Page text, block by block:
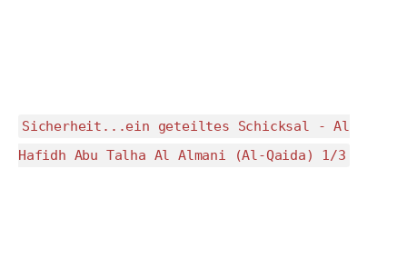
Sicherheit...ein geteiltes Schicksal - Al
Hafidh Abu Talha Al Almani (Al-Qaida) 1/3